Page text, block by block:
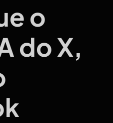
o
do X,